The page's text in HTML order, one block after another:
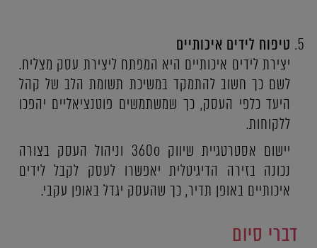
טיפוח לידים איכותיים
יצירת לידים איכותיים היא המפתח ליצירת עסק מצליח.
לשם כך חשוב להתמקד במשיכת תשומת הלב של קהל
היעד כלפי העסק, כך שמשתמשים פוטנציאליים יהפכו
ללקוחות.
יישום אסטרטגיית שיווק 360o וניהול העסק בצורה
נכונה בזירה הדיגיטלית יאפשרו לעסק לקבל לידים
איכותיים באופן תדיר, כך שהעסק יגדל באופן עקבי.
דברי סיום